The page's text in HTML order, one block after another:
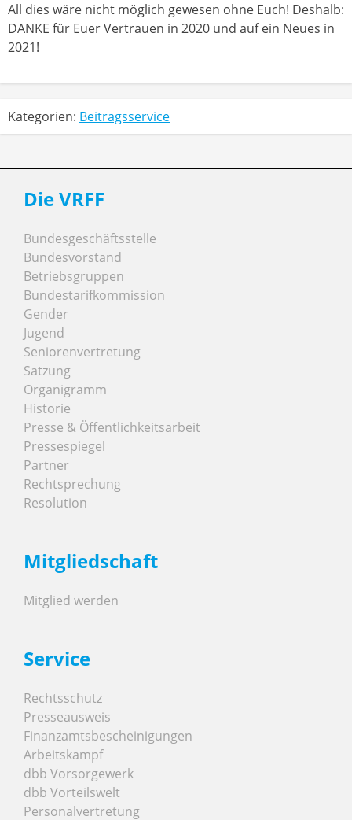
All dies wäre nicht möglich gewesen ohne Euch! Deshalb:
DANKE für Euer Vertrauen in 2020 und auf ein Neues in
2021!
Kategorien: Beitragsservice
Die VRFF
Bundesgeschäftsstelle
Bundesvorstand
Betriebsgruppen
Bundestarifkommission
Gender
Jugend
Seniorenvertretung
Satzung
Organigramm
Historie
Presse & Öffentlichkeitsarbeit
Pressespiegel
Partner
Rechtsprechung
Resolution
Mitgliedschaft
Mitglied werden
Service
Rechtsschutz
Presseausweis
Finanzamtsbescheinigungen
Arbeitskampf
dbb Vorsorgewerk
dbb Vorteilswelt
Personalvertretung